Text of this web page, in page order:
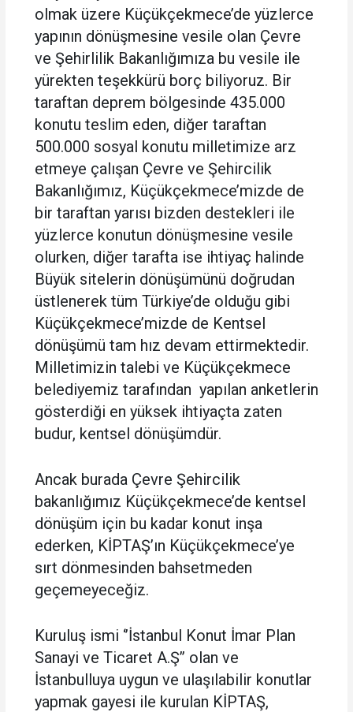
olmak üzere Küçükçekmece’de yüzlerce
yapının dönüşmesine vesile olan Çevre
ve Şehirlilik Bakanlığımıza bu vesile ile
yürekten teşekkürü borç biliyoruz. Bir
taraftan deprem bölgesinde 435.000
konutu teslim eden, diğer taraftan
500.000 sosyal konutu milletimize arz
etmeye çalışan Çevre ve Şehircilik
Bakanlığımız, Küçükçekmece’mizde de
bir taraftan yarısı bizden destekleri ile
yüzlerce konutun dönüşmesine vesile
olurken, diğer tarafta ise ihtiyaç halinde
Büyük sitelerin dönüşümünü doğrudan
üstlenerek tüm Türkiye’de olduğu gibi
Küçükçekmece’mizde de Kentsel
dönüşümü tam hız devam ettirmektedir.
Milletimizin talebi ve Küçükçekmece
belediyemiz tarafından yapılan anketlerin
gösterdiği en yüksek ihtiyaçta zaten
budur, kentsel dönüşümdür.
Ancak burada Çevre Şehircilik
bakanlığımız Küçükçekmece’de kentsel
dönüşüm için bu kadar konut inşa
ederken, KİPTAŞ’ın Küçükçekmece’ye
sırt dönmesinden bahsetmeden
geçemeyeceğiz.
Kuruluş ismi ‘’İstanbul Konut İmar Plan
Sanayi ve Ticaret A.Ş’’ olan ve
İstanbulluya uygun ve ulaşılabilir konutlar
yapmak gayesi ile kurulan KİPTAŞ,